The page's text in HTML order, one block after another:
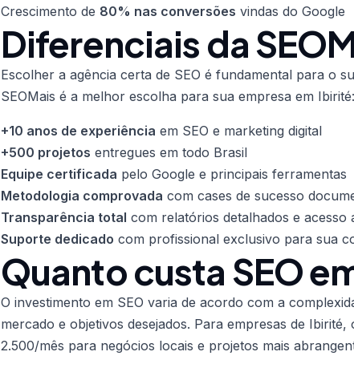
Crescimento de 80% nas conversões vindas do Google
Diferenciais da
Escolher a agência certa de SEO é fundamental para o
SEOMais é a melhor escolha para sua empresa em Ibirité:
+10 anos de experiência em SEO e marketing digital
+500 projetos entregues em todo Brasil
Equipe certificada pelo Google e principais ferramentas
Metodologia comprovada com cases de sucesso
Transparência total com relatórios detalhados e acesso
Suporte dedicado com profissional exclusivo para sua
Quanto custa SEO
O investimento em SEO varia de acordo com a
mercado e objetivos desejados. Para empresas de
2.500/mês para negócios locais e projetos mais